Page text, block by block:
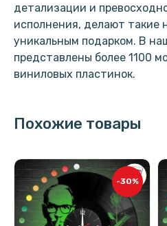
детализации и
исполнения, делают такие
уникальным подарком. В
представлены более 1100
виниловых пластинок.
Похожие товары
-30%